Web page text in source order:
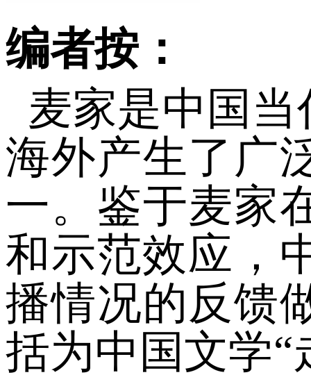
编者按：
麦家是中国
海外产生了广
一。鉴于麦家
和示范效应，
播情况的反馈
括为中国文学“